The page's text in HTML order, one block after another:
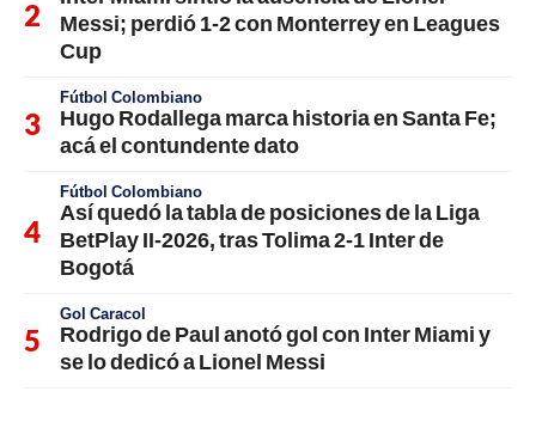
Messi; perdió 1-2 con Monterrey en Leagues
Cup
Fútbol Colombiano
Hugo Rodallega marca historia en Santa Fe;
acá el contundente dato
Fútbol Colombiano
Así quedó la tabla de posiciones de la Liga
BetPlay II-2026, tras Tolima 2-1 Inter de
Bogotá
Gol Caracol
Rodrigo de Paul anotó gol con Inter Miami y
se lo dedicó a Lionel Messi